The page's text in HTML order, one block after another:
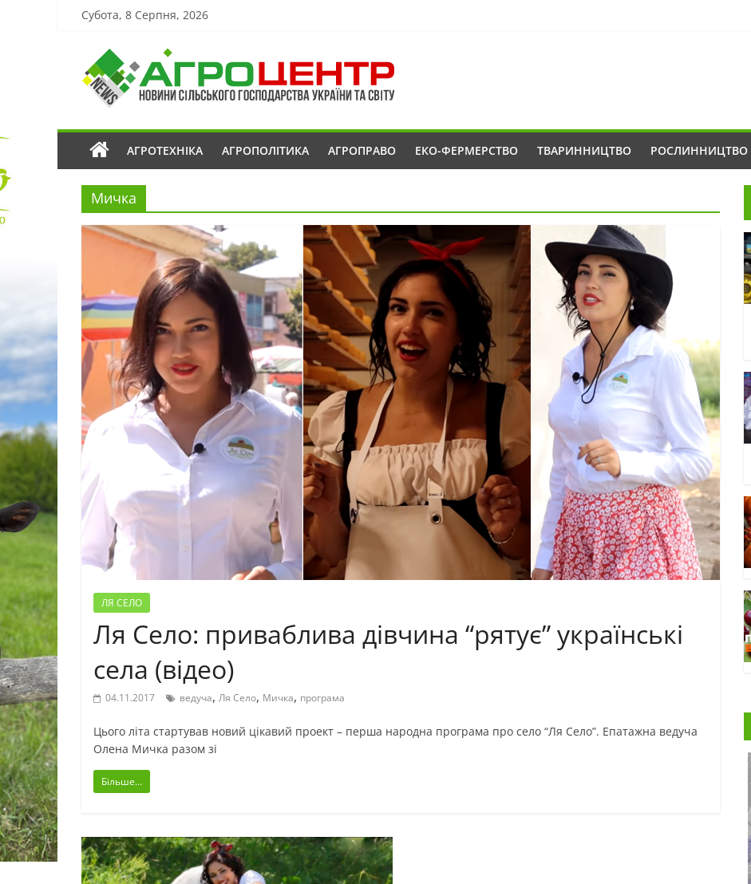
Субота, 8 Серпня, 2026
АГРОТЕХНІКА АГРОПОЛІТИКА АГРОПРАВО ЕКО-ФЕРМЕРСТВО ТВАРИННИЦТВО РОСЛИННИЦТВО
Мичка
ЛЯ СЕЛО
Ля Село: приваблива дівчина “рятує” українські
села (відео)
04.11.2017 ведуча, Ля Село, Мичка, програма
Цього літа стартував новий цікавий проект – перша народна програма про село “Ля Село”. Епатажна ведуча
Олена Мичка разом зі
Більше...